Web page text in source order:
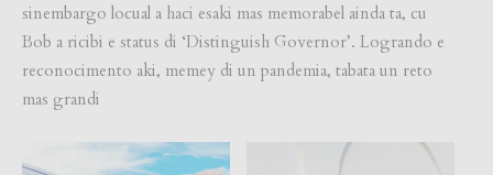
sinembargo locual a haci esaki mas memorabel ainda ta, cu
Bob a ricibi e status di ‘Distinguish Governor’. Logrando e
reconocimento aki, memey di un pandemia, tabata un reto
mas grandi